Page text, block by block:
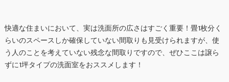
快適な住まいにおいて、実は洗面所の広さはすごく重要！畳1枚分く
らいのスペースしか確保していない間取りも見受けられますが、使
う人のことを考えていない残念な間取りですので、ぜひここは譲ら
ずに1坪タイプの洗面室をおススメします！